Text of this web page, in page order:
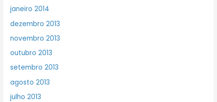
janeiro 2014
dezembro 2013
novembro 2013
outubro 2013
setembro 2013
agosto 2013
julho 2013